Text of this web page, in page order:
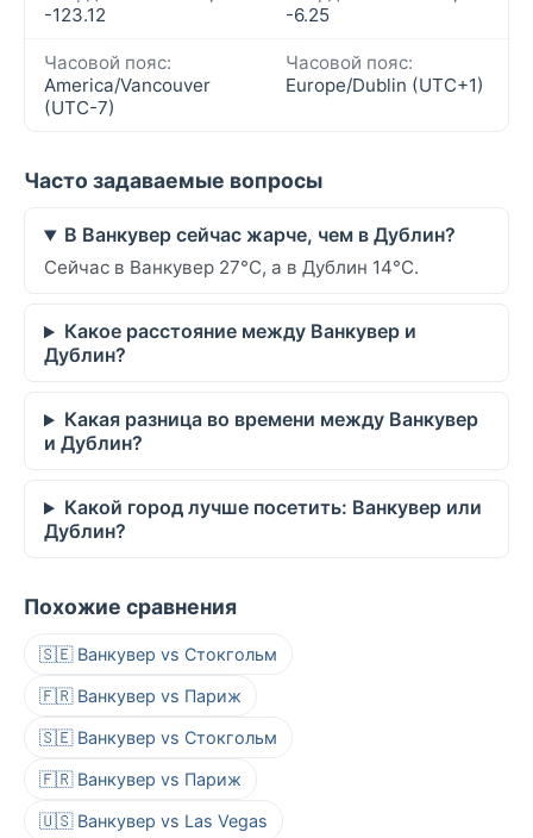
-123.12
-6.25
Часовой пояс:
America/Vancouver
(UTC-7)
Часовой пояс:
Europe/Dublin (UTC+1)
Часто задаваемые вопросы
В Ванкувер сейчас жарче, чем в Дублин?
Сейчас в Ванкувер 27°C, а в Дублин 14°C.
Какое расстояние между Ванкувер и
Дублин?
Какая разница во времени между Ванкувер
и Дублин?
Какой город лучше посетить: Ванкувер или
Дублин?
Похожие сравнения
🇸🇪 Ванкувер vs Стокгольм
🇫🇷 Ванкувер vs Париж
🇸🇪 Ванкувер vs Стокгольм
🇫🇷 Ванкувер vs Париж
🇺🇸 Ванкувер vs Las Vegas